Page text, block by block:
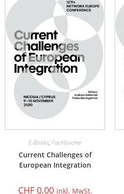
E-Books, Fachbücher
Current Challenges of
European Integration
CHF0.00 inkl. MwSt.